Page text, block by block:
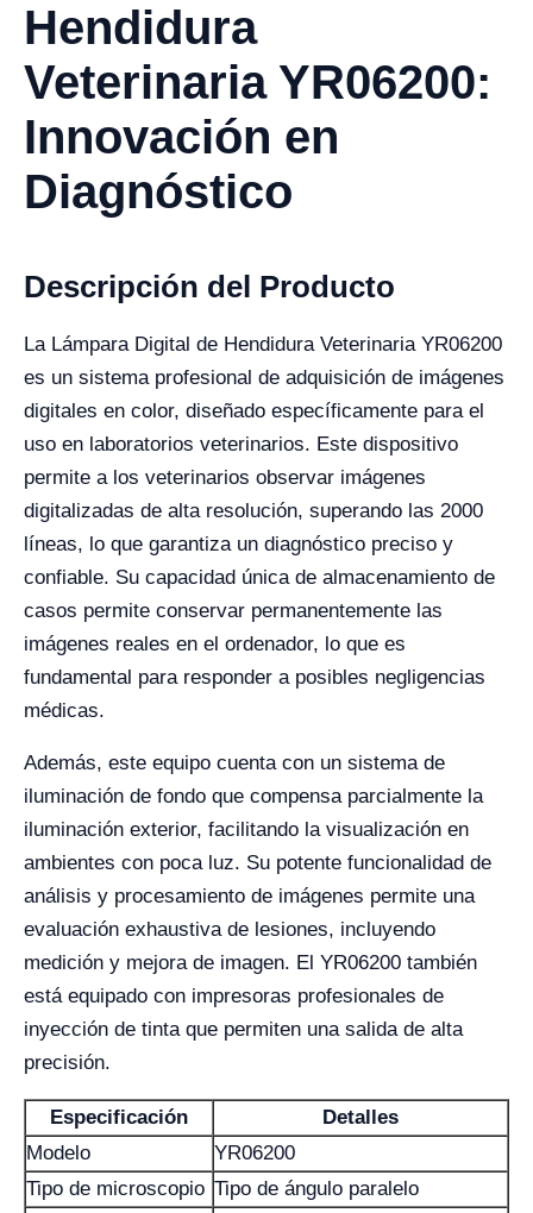
Hendidura
Veterinaria YR06200:
Innovación en
Diagnóstico
Descripción del Producto
La Lámpara Digital de Hendidura Veterinaria YR06200
es un sistema profesional de adquisición de imágenes
digitales en color, diseñado específicamente para el
uso en laboratorios veterinarios. Este dispositivo
permite a los veterinarios observar imágenes
digitalizadas de alta resolución, superando las 2000
líneas, lo que garantiza un diagnóstico preciso y
confiable. Su capacidad única de almacenamiento de
casos permite conservar permanentemente las
imágenes reales en el ordenador, lo que es
fundamental para responder a posibles negligencias
médicas.
Además, este equipo cuenta con un sistema de
iluminación de fondo que compensa parcialmente la
iluminación exterior, facilitando la visualización en
ambientes con poca luz. Su potente funcionalidad de
análisis y procesamiento de imágenes permite una
evaluación exhaustiva de lesiones, incluyendo
medición y mejora de imagen. El YR06200 también
está equipado con impresoras profesionales de
inyección de tinta que permiten una salida de alta
precisión.
Especificación
Detalles
Modelo
YR06200
Tipo de microscopio Tipo de ángulo paralelo